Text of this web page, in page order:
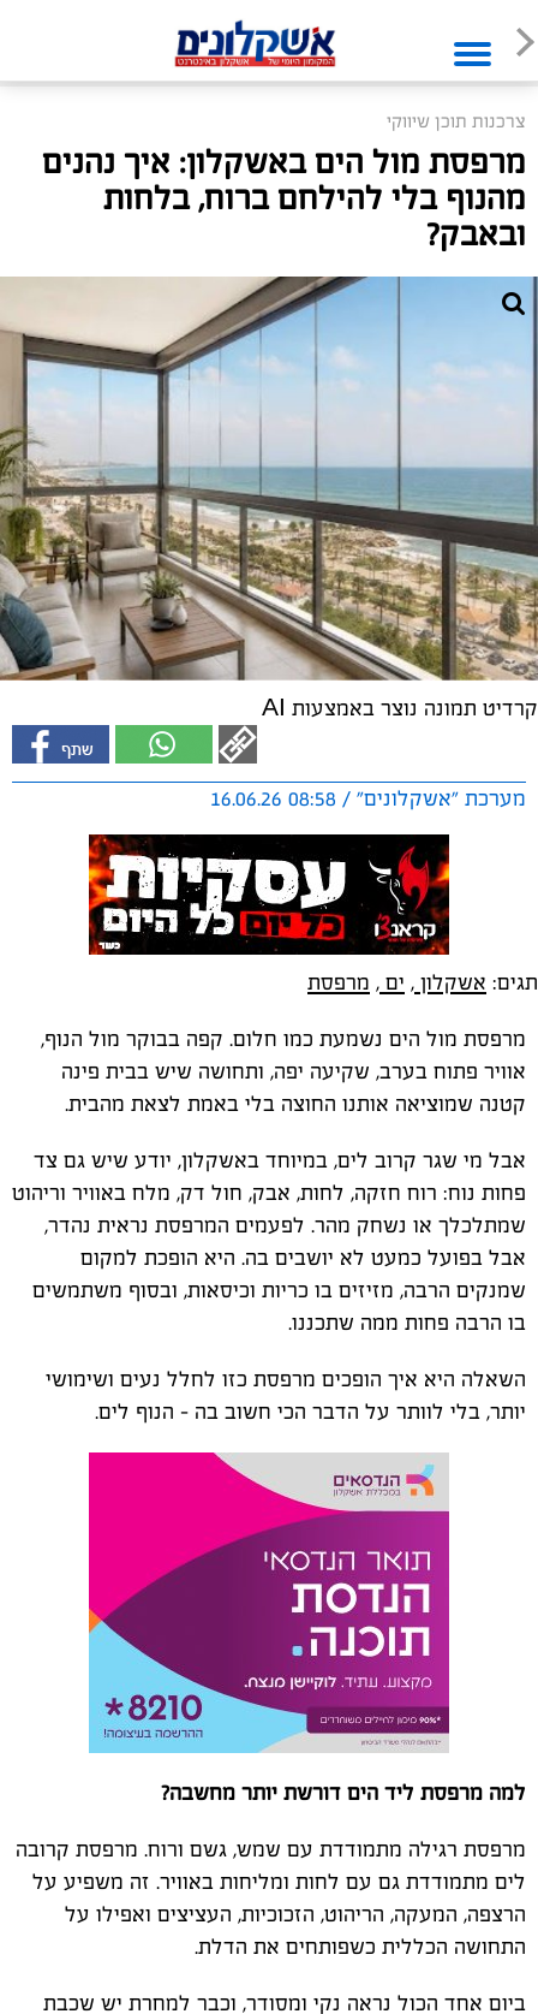
צרכנות תוכן שיווקי
מרפסת מול הים באשקלון: איך נהנים
מהנוף בלי להילחם ברוח, בלחות
ובאבק?
קרדיט תמונה נוצר באמצעות AI
מערכת "אשקלונים" / 08:58 16.06.26
תגים: אשקלון , ים , מרפסת
מרפסת מול הים נשמעת כמו חלום. קפה בבוקר מול הנוף,
אוויר פתוח בערב, שקיעה יפה, ותחושה שיש בבית פינה
קטנה שמוציאה אותנו החוצה בלי באמת לצאת מהבית.
אבל מי שגר קרוב לים, במיוחד באשקלון, יודע שיש גם צד
פחות נוח: רוח חזקה, לחות, אבק, חול דק, מלח באוויר וריהוט
שמתלכלך או נשחק מהר. לפעמים המרפסת נראית נהדר,
אבל בפועל כמעט לא יושבים בה. היא הופכת למקום
שמנקים הרבה, מזיזים בו כריות וכיסאות, ובסוף משתמשים
בו הרבה פחות ממה שתכננו.
השאלה היא איך הופכים מרפסת כזו לחלל נעים ושימושי
יותר, בלי לוותר על הדבר הכי חשוב בה - הנוף לים.
למה מרפסת ליד הים דורשת יותר מחשבה?
מרפסת רגילה מתמודדת עם שמש, גשם ורוח. מרפסת קרובה
לים מתמודדת גם עם לחות ומליחות באוויר. זה משפיע על
הרצפה, המעקה, הריהוט, הזכוכיות, העציצים ואפילו על
התחושה הכללית כשפותחים את הדלת.
ביום אחד הכול נראה נקי ומסודר, וכבר למחרת יש שכבת